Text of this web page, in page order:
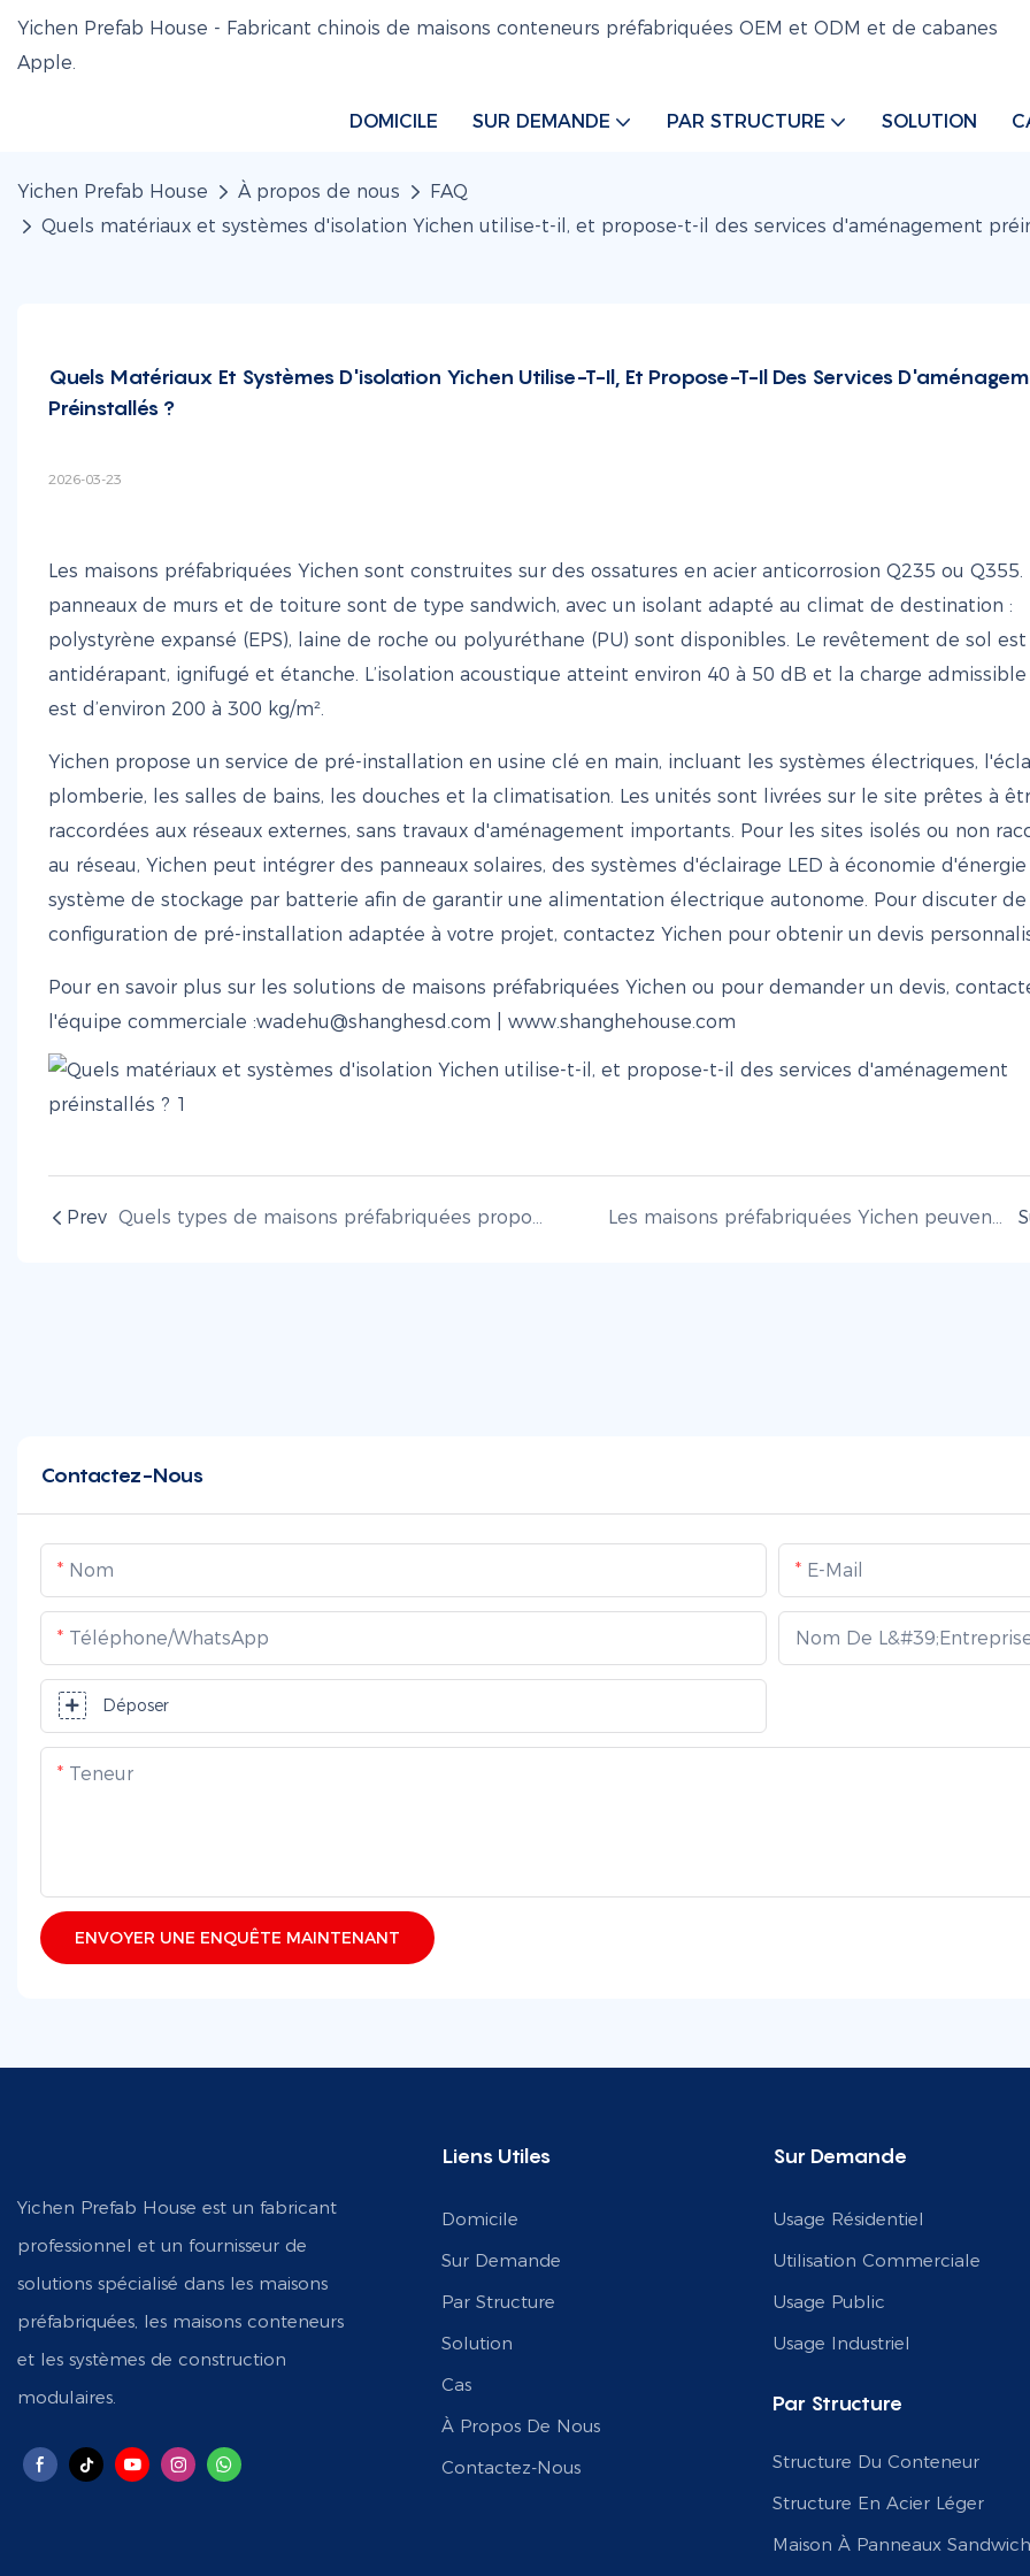
Yichen Prefab House - Fabricant chinois de maisons conteneurs préfabriquées OEM et ODM et de cabanes
Apple.
DOMICILE SUR DEMANDE PAR STRUCTURE SOLUTION
Yichen Prefab House À propos de nous
FAQ
Quels matériaux et systèmes d'isolation Yichen utilise-t-il, et propose-t-il des services d'aménagement
Quels Matériaux Et Systèmes D'isolation Yichen Utilise-T-Il, Et Propose-T-Il Des Services
Préinstallés ?
2026-03-23
Les maisons préfabriquées Yichen sont construites sur des ossatures en acier anticorrosion Q235 ou Q355.
panneaux de murs et de toiture sont de type sandwich, avec un isolant adapté au climat de destination :
polystyrène expansé (EPS), laine de roche ou polyuréthane (PU) sont disponibles. Le revêtement de sol est
antidérapant, ignifugé et étanche. L’isolation acoustique atteint environ 40 à 50 dB et la charge admissible
est d’environ 200 à 300 kg/m².
Yichen propose un service de pré-installation en usine clé en main, incluant les systèmes électriques,
plomberie, les salles de bains, les douches et la climatisation. Les unités sont livrées sur le site prêtes à
raccordées aux réseaux externes, sans travaux d'aménagement importants. Pour les sites isolés ou non
au réseau, Yichen peut intégrer des panneaux solaires, des systèmes d'éclairage LED à économie
système de stockage par batterie afin de garantir une alimentation électrique autonome. Pour discuter de
configuration de pré-installation adaptée à votre projet, contactez Yichen pour obtenir un devis
Pour en savoir plus sur les solutions de maisons préfabriquées Yichen ou pour demander un devis,
l'équipe commerciale :wadehu@shanghesd.com |
www.shanghehouse.com
Prev Quels types de maisons préfabriquées propose Yichen, et quelles sont les options de personnalisation disponibles ? Les maisons préfabriquées Yichen peuvent-elles s&#39;adapter à différents climats et conditions géologiques ? Quelles sont les modalités d&#39;installation et de transport ?
Contactez-Nous
Nom E-Mail
Téléphone/WhatsApp Nom De
Déposer
Teneur
ENVOYER UNE ENQUÊTE MAINTENANT
Yichen Prefab House est un fabricant
professionnel et un fournisseur de
solutions spécialisé dans les maisons
préfabriquées, les maisons conteneurs
et les systèmes de construction
modulaires.
Liens Utiles
Domicile
Sur Demande
Par Structure
Solution
Cas
À Propos De Nous
Contactez-Nous
Sur Demande
Usage Résidentiel
Utilisation Commerciale
Usage Public
Usage Industriel
Par Structure
Structure Du Conteneur
Structure En Acier Léger
Maison À Panneaux Sandwich